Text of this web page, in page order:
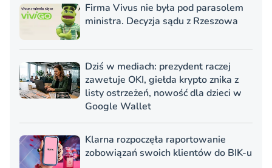
Firma Vivus nie była pod parasolem
ministra. Decyzja sądu z Rzeszowa
Dziś w mediach: prezydent raczej
zawetuje OKI, giełda krypto znika z
listy ostrzeżeń, nowość dla dzieci w
Google Wallet
Klarna rozpoczęła raportowanie
zobowiązań swoich klientów do BIK-u